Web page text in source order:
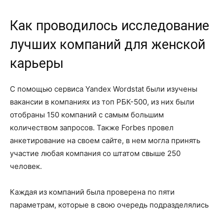
Как проводилось исследование
лучших компаний для женской
карьеры
С помощью сервиса Yandex Wordstat были изучены
вакансии в компаниях из топ РБК-500, из них были
отобраны 150 компаний с самым большим
количеством запросов. Также Forbes провел
анкетирование на своем сайте, в нем могла принять
участие любая компания со штатом свыше 250
человек.
Каждая из компаний была проверена по пяти
параметрам, которые в свою очередь подразделялись